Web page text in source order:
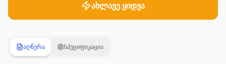
ეზო
პროდუქტი
ახლავე ყიდვა
აღწერა სპეციფიკაცია